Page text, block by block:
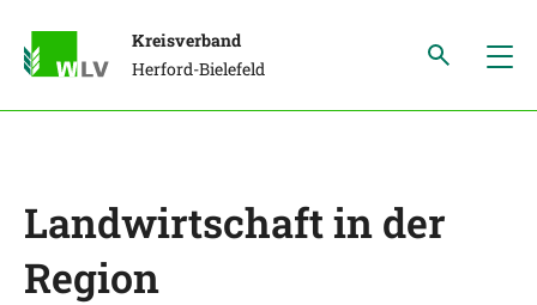
Kreisverband
Herford-Bielefeld
Landwirtschaft in der
Region